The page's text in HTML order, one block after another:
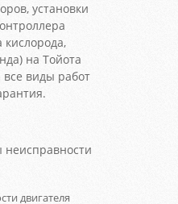
установки
кислорода,
на Тойота
виды работ
двигателя